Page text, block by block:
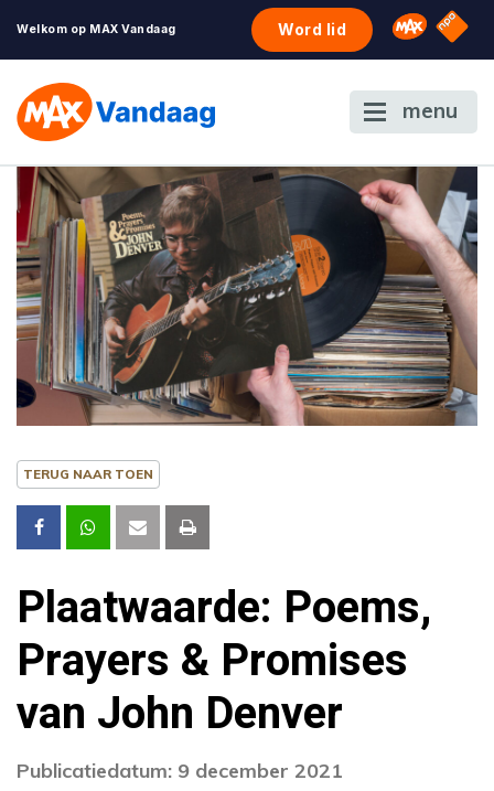
Welkom op MAX Vandaag Word lid Omroep
NPO
menu
TERUG NAAR TOEN
Plaatwaarde: Poems,
Prayers & Promises
van John Denver
Publicatiedatum: 9 december 2021